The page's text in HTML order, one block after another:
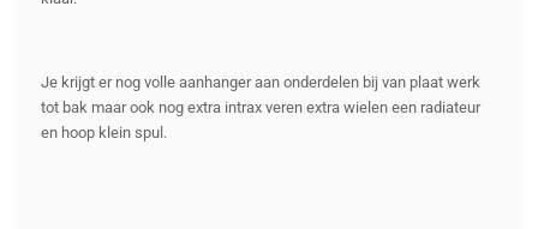
Je krijgt er nog volle aanhanger aan onderdelen bij van plaat werk
tot bak maar ook nog extra intrax veren extra wielen een radiateur
en hoop klein spul.